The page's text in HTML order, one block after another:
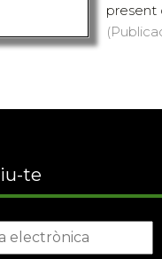
present
te